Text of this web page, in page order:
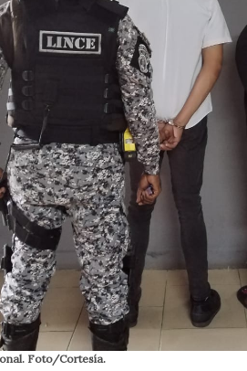
Foto/Cortesía.